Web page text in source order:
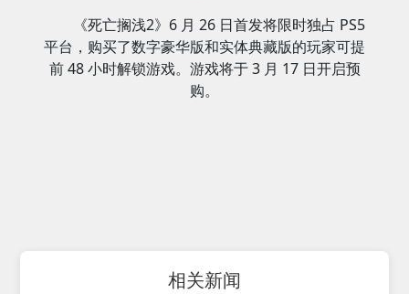
《死亡搁浅2》6 月 26 日首发将限时独占 PS5
平台，购买了数字豪华版和实体典藏版的玩家可提
前 48 小时解锁游戏。游戏将于 3 月 17 日开启预
购。
相关新闻